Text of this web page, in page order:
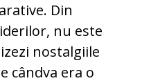
Din
nu este
nostalgiile
cândva era o